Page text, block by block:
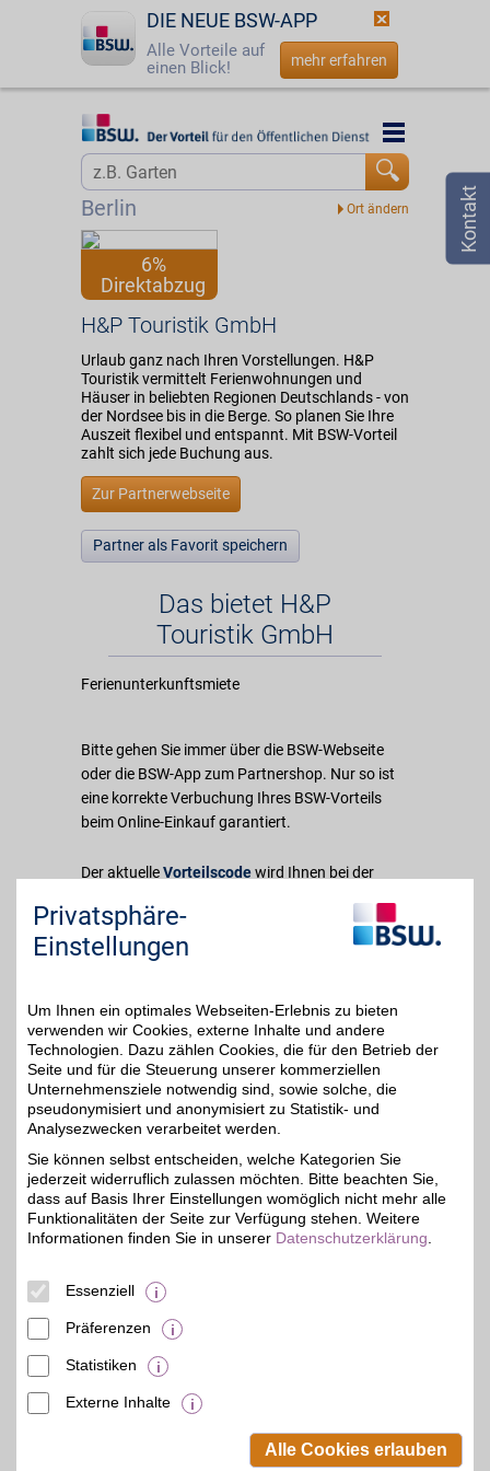
DIE NEUE BSW-APP
Alle Vorteile auf
einen Blick!
mehr erfahren
Startseite
Login
☎ 0800 - 279 25 82
Berlin
Startseite
H&P Touristik GmbH
6%
Direktabzug
H&P Touristik GmbH
Urlaub ganz nach Ihren Vorstellungen. H&P
Touristik vermittelt Ferienwohnungen und
Häuser in beliebten Regionen Deutschlands - von
der Nordsee bis in die Berge. So planen Sie Ihre
Auszeit flexibel und entspannt. Mit BSW-Vorteil
zahlt sich jede Buchung aus.
Zur Partnerwebseite
Partner als Favorit speichern
Das bietet H&P
Touristik GmbH
Ferienunterkunftsmiete
Bitte gehen Sie immer über die BSW-Webseite
oder die BSW-App zum Partnershop. Nur so ist
eine korrekte Verbuchung Ihres BSW-Vorteils
beim Online-Einkauf garantiert.
Der aktuelleVorteilscodewird Ihnen bei der
Eingabe des Vorteilscodes können Sie gleich den
reduzierten Preis sehen.
Über H&P Touristik
GmbH
H&P Touristik ist ein inhabergeführter
Spezialanbieter für qualitätsgeprüfte
Ferienhäuser und -wohnungen in den schönsten
Urlaubsregionen in Deutschland - immer mit
persönlichem Service vor Ort.
Beamten-Selbsthilfewerk GmbH.
Privatsphäre-
Einstellungen
Um Ihnen ein optimales Webseiten-Erlebnis zu bieten
verwenden wir Cookies, externe Inhalte und andere
Technologien. Dazu zählen Cookies, die für den Betrieb der
Seite und für die Steuerung unserer kommerziellen
Unternehmensziele notwendig sind, sowie solche, die
pseudonymisiert und anonymisiert zu Statistik- und
Analysezwecken verarbeitet werden.
Sie können selbst entscheiden, welche Kategorien Sie
jederzeit widerruflich zulassen möchten. Bitte beachten Sie,
dass auf Basis Ihrer Einstellungen womöglich nicht mehr alle
Funktionalitäten der Seite zur Verfügung stehen. Weitere
Informationen finden Sie in unserer Datenschutzerklärung
Essenziell
Präferenzen
Statistiken
Externe Inhalte
Alle Cookies erlauben